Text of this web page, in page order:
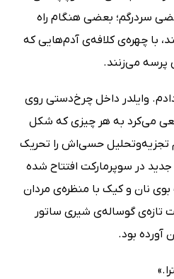
سردرگم؛ بعضی هنگام راه
با چهره‌ی کلافه‌ی آدم‌هایی که
پرسه می‌زنند.
وایلدر داخل چرخ‌دستی روی
می‌کرد به هر چیزی که شکل
حسی‌اش را تحریک
در سوپرمارکت افتتاح شده
بوی نان و کیک با منظره‌ی مردان
گوساله‌ی شیری ساتور
آورده بود.